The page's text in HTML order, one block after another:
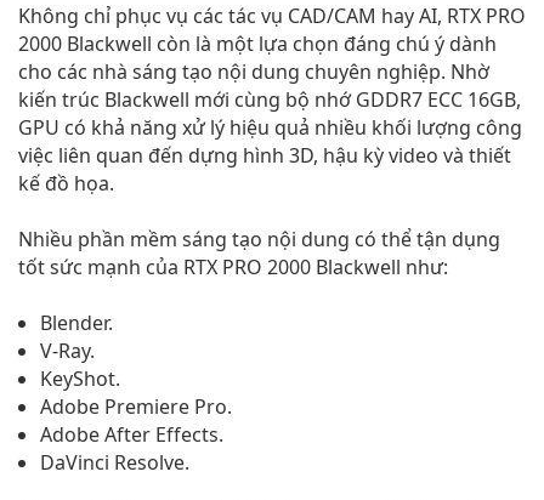
Không chỉ phục vụ các tác vụ CAD/CAM hay AI, RTX PRO
2000 Blackwell còn là một lựa chọn đáng chú ý dành
cho các nhà sáng tạo nội dung chuyên nghiệp. Nhờ
kiến trúc Blackwell mới cùng bộ nhớ GDDR7 ECC 16GB,
GPU có khả năng xử lý hiệu quả nhiều khối lượng công
việc liên quan đến dựng hình 3D, hậu kỳ video và thiết
kế đồ họa.
Nhiều phần mềm sáng tạo nội dung có thể tận dụng
tốt sức mạnh của RTX PRO 2000 Blackwell như:
Blender.
V-Ray.
KeyShot.
Adobe Premiere Pro.
Adobe After Effects.
DaVinci Resolve.